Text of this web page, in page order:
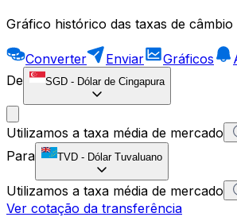
Gráfico histórico das taxas de câmbio
Converter Enviar Gráficos
De
SGD - Dólar de Cingapura
Utilizamos a taxa média de mercado
Para
TVD - Dólar Tuvaluano
Utilizamos a taxa média de mercado
Ver cotação da transferência